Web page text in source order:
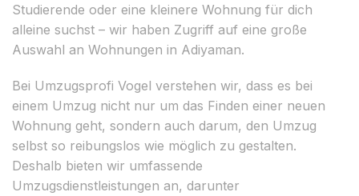
Studierende oder eine kleinere Wohnung für dich
alleine suchst – wir haben Zugriff auf eine große
Auswahl an Wohnungen in Adiyaman.
Bei Umzugsprofi Vogel verstehen wir, dass es bei
einem Umzug nicht nur um das Finden einer neuen
Wohnung geht, sondern auch darum, den Umzug
selbst so reibungslos wie möglich zu gestalten.
Deshalb bieten wir umfassende
Umzugsdienstleistungen an, darunter